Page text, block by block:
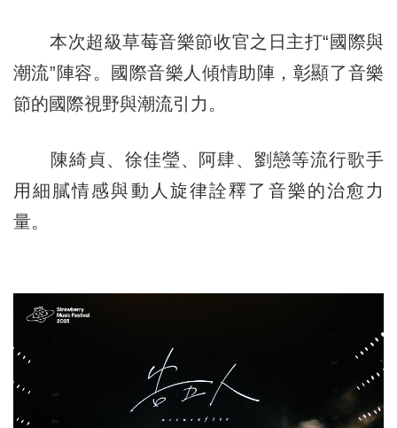
本次超級草莓音樂節收官之日主打“國際與
潮流”陣容。國際音樂人傾情助陣，彰顯了音樂
節的國際視野與潮流引力。
陳綺貞、徐佳瑩、阿肆、劉戀等流行歌手
用細膩情感與動人旋律詮釋了音樂的治愈力
量。